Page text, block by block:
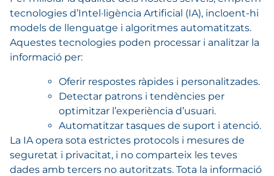
tecnologies d’Intel·ligència Artificial (IA), incloent-hi
models de llenguatge i algoritmes automatitzats.
Aquestes tecnologies poden processar i analitzar la
informació per:
Oferir respostes ràpides i personalitzades.
Detectar patrons i tendències per
optimitzar l’experiència d’usuari.
Automatitzar tasques de suport i atenció.
La IA opera sota estrictes protocols i mesures de
seguretat i privacitat, i no comparteix les teves
dades amb tercers no autoritzats. Tota la informació